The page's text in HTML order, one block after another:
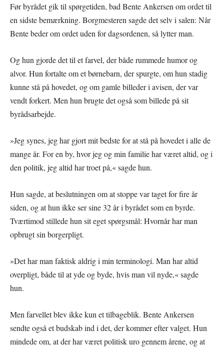
Før byrådet gik til spørgetiden, bad Bente Ankersen om ordet til
en sidste bemærkning. Borgmesteren sagde det selv i salen: Når
Bente beder om ordet uden for dagsordenen, så lytter man.
Og hun gjorde det til et farvel, der både rummede humor og
alvor. Hun fortalte om et børnebarn, der spurgte, om hun stadig
kunne stå på hovedet, og om gamle billeder i avisen, der var
vendt forkert. Men hun brugte det også som billede på sit
byrådsarbejde.
»Jeg synes, jeg har gjort mit bedste for at stå på hovedet i alle de
mange år. For en by, hvor jeg og min familie har været altid, og i
den politik, jeg altid har troet på,« sagde hun.
Hun sagde, at beslutningen om at stoppe var taget for fire år
siden, og at hun ikke ser sine 32 år i byrådet som en byrde.
Tværtimod stillede hun sit eget spørgsmål: Hvornår har man
opbrugt sin borgerpligt.
»Det har man faktisk aldrig i min terminologi. Man har altid
overpligt, både til at yde og byde, hvis man vil nyde,« sagde
hun.
Men farvellet blev ikke kun et tilbageblik. Bente Ankersen
sendte også et budskab ind i det, der kommer efter valget. Hun
mindede om, at der har været politisk uro gennem årene, og at